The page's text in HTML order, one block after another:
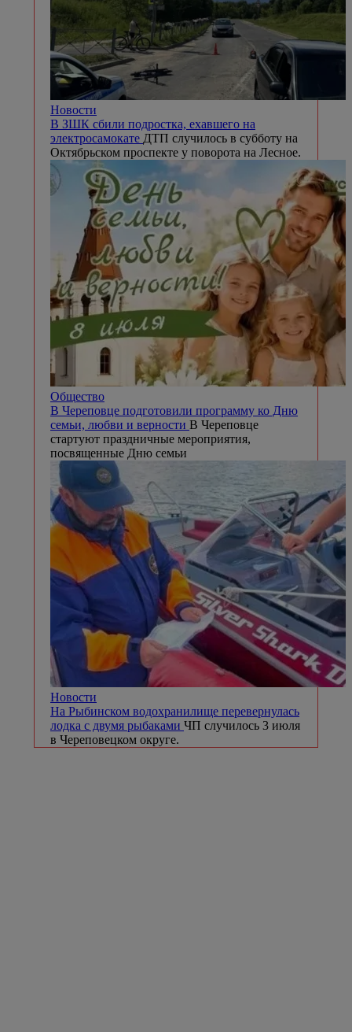
Новости
В ЗШК сбили подростка, ехавшего на
электросамокате ДТП случилось в субботу на
Октябрьском проспекте у поворота на Лесное.
Общество
В Череповце подготовили программу ко Дню
семьи, любви и верности В Череповце
стартуют праздничные мероприятия,
посвященные Дню семьи
Новости
На Рыбинском водохранилище перевернулась
лодка с двумя рыбаками ЧП случилось 3 июля
в Череповецком округе.